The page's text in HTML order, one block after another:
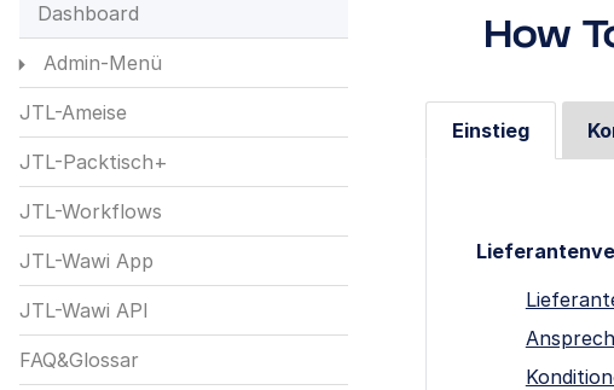
Dashboard
Admin-Menü
JTL-Ameise
JTL-Packtisch+
JTL-Workflows
JTL-Wawi App
JTL-Wawi API
FAQ&Glossar
How
Einstieg